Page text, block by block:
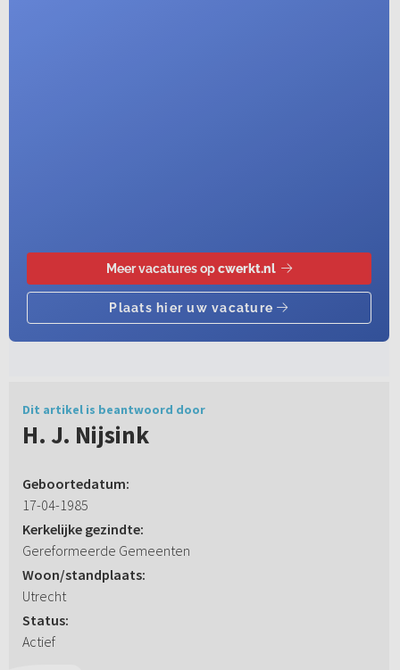
Dit artikel is beantwoord door
H. J. Nijsink
Geboortedatum:
17-04-1985
Kerkelijke gezindte:
Gereformeerde Gemeenten
Woon/standplaats:
Utrecht
Status:
Actief